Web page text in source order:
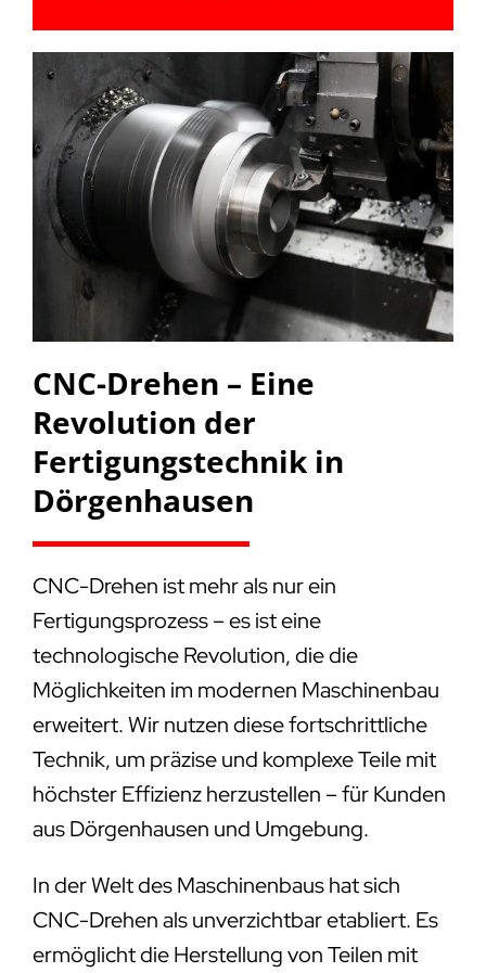
CNC-Drehen – Eine
Revolution der
Fertigungstechnik in
Dörgenhausen
CNC-Drehen ist mehr als nur ein
Fertigungsprozess – es ist eine
technologische Revolution, die die
Möglichkeiten im modernen Maschinenbau
erweitert. Wir nutzen diese fortschrittliche
Technik, um präzise und komplexe Teile mit
höchster Effizienz herzustellen – für Kunden
aus Dörgenhausen und Umgebung.
In der Welt des Maschinenbaus hat sich
CNC-Drehen als unverzichtbar etabliert. Es
ermöglicht die Herstellung von Teilen mit